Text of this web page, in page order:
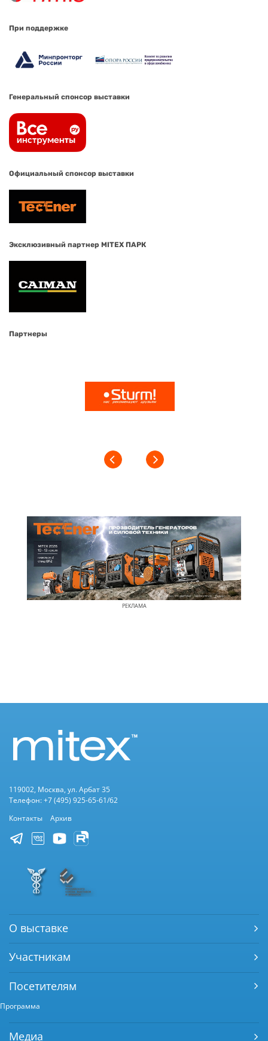
При поддержке
Генеральный спонсор выставки
Официальный спонсор выставки
Эксклюзивный партнер MITEX ПАРК
Партнеры
РЕКЛАМА
119002, Москва, ул. Арбат 35
Телефон: +7 (495) 925-65-61/62
Контакты
Архив
О выставке
Участникам
Посетителям
Программа
Медиа